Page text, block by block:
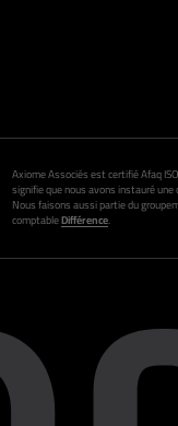
Axiome Associés est certifié Afaq
signifie que nous avons instauré
Nous faisons aussi partie du
comptableDifférence.